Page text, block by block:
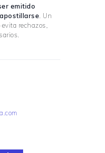
emitido
. Un
rechazos,